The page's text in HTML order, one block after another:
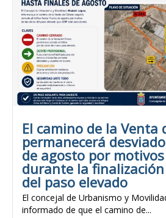
El camino de la Venta
permanecerá
de agosto por
durante la
del paso elevado
El concejal de Urbanismo y
informado de que el camino de...